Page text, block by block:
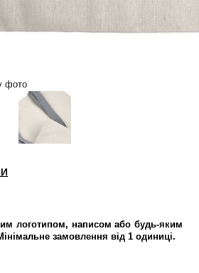
фото
логотипом, написом або будь-яким
замовлення від 1 одиниці.